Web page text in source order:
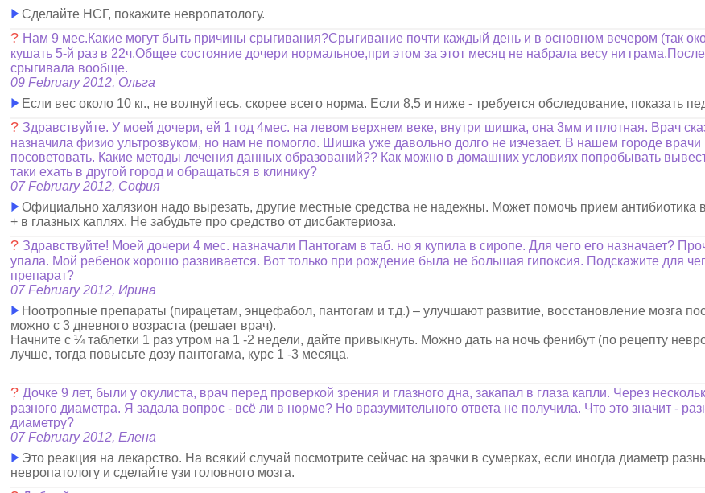
Сделайте НСГ, покажите невропатологу.
? Нам 9 мес.Какие могут быть причины срыгивания?Срыгивание почти каждый день и в основном вечером (так
кушать 5-й раз в 22ч.Общее состояние дочери нормальное,при этом за этот месяц не набрала весу ни
срыгивала вообще.
09 February 2012, Ольга
Если вес около 10 кг., не волнуйтесь, скорее всего норма. Если 8,5 и ниже - требуется обследование, показать
? Здравствуйте. У моей дочери, ей 1 год 4мес. на левом верхнем веке, внутри шишка, она 3мм и плотная. Врач
назначила физио ультрозвуком, но нам не помогло. Шишка уже давольно долго не изчезает. В нашем городе врачи
посоветовать. Какие методы лечения данных образований?? Как можно в домашних условиях попробывать
таки ехать в другой город и обращаться в клинику?
07 February 2012, София
Официально халязион надо вырезать, другие местные средства не надежны. Может помочь прием антибиотика
+ в глазных каплях. Не забудьте про средство от дисбактериоза.
? Здравствуйте! Моей дочери 4 мес. назначали Пантогам в таб. но я купила в сиропе. Для чего его назначает?
упала. Мой ребенок хорошо развивается. Вот только при рождение была не большая гипоксия. Подскажите для
препарат?
07 February 2012, Ирина
Ноотропные препараты (пирацетам, энцефабол, пантогам и т.д.) – улучшают развитие, восстановление мозга
можно с 3 дневного возраста (решает врач).
Начните с ¼ таблетки 1 раз утром на 1 -2 недели, дайте привыкнуть. Можно дать на ночь фенибут (по рецепту
лучше, тогда повысьте дозу пантогама, курс 1 -3 месяца.
?Дочке 9 лет, были у окулиста, врач перед проверкой зрения и глазного дна, закапал в глаза капли. Через
разного диаметра. Я задала вопрос - всё ли в норме? Но вразумительного ответа не получила. Что это значит -
диаметру?
07 February 2012, Елена
Это реакция на лекарство. На всякий случай посмотрите сейчас на зрачки в сумерках, если иногда диаметр
невропатологу и сделайте узи головного мозга.